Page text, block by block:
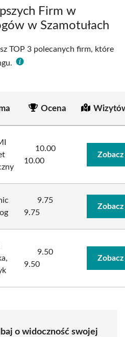
Firm w
w Szamotułach
TOP 3 polecanych firm, które
Ocena
10.00
10.00
9.75
9.75
9.50
9.50
o widoczność swojej